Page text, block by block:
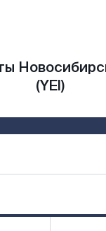
(YEI)